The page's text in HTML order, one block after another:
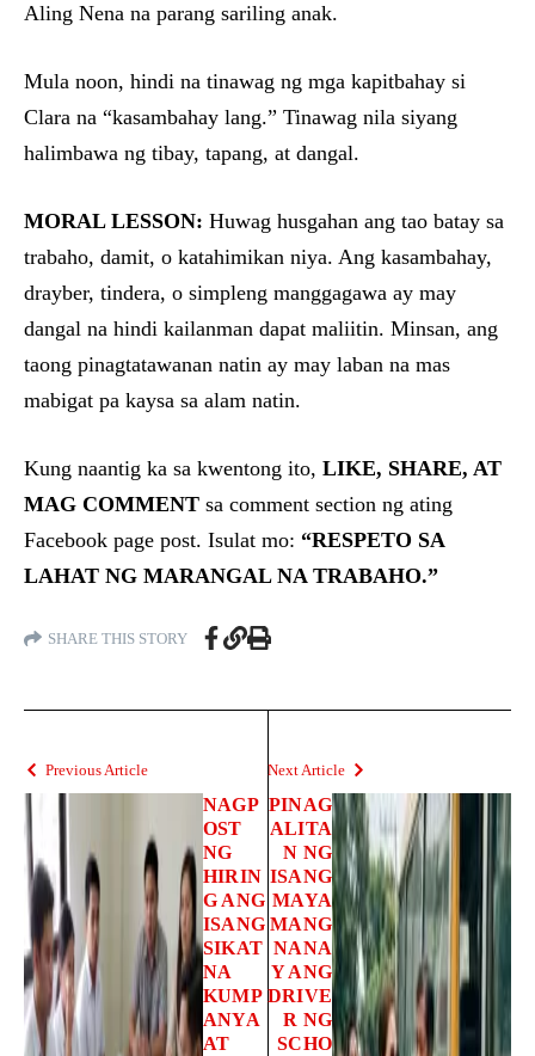
Aling Nena na parang sariling anak.
Mula noon, hindi na tinawag ng mga kapitbahay si
Clara na “kasambahay lang.” Tinawag nila siyang
halimbawa ng tibay, tapang, at dangal.
MORAL LESSON: Huwag husgahan ang tao batay sa
trabaho, damit, o katahimikan niya. Ang kasambahay,
drayber, tindera, o simpleng manggagawa ay may
dangal na hindi kailanman dapat maliitin. Minsan, ang
taong pinagtatawanan natin ay may laban na mas
mabigat pa kaysa sa alam natin.
Kung naantig ka sa kwentong ito, LIKE, SHARE, AT
MAG COMMENT sa comment section ng ating
Facebook page post. Isulat mo: “RESPETO SA
LAHAT NG MARANGAL NA TRABAHO.”
SHARE THIS STORY
Previous Article
NAGP
OST
NG
HIRIN
G ANG
ISANG
SIKAT
NA
KUMP
ANYA
AT
Next Article
PINAG
ALITA
N NG
ISANG
MAYA
MANG
NANA
Y ANG
DRIVE
R NG
SCHO